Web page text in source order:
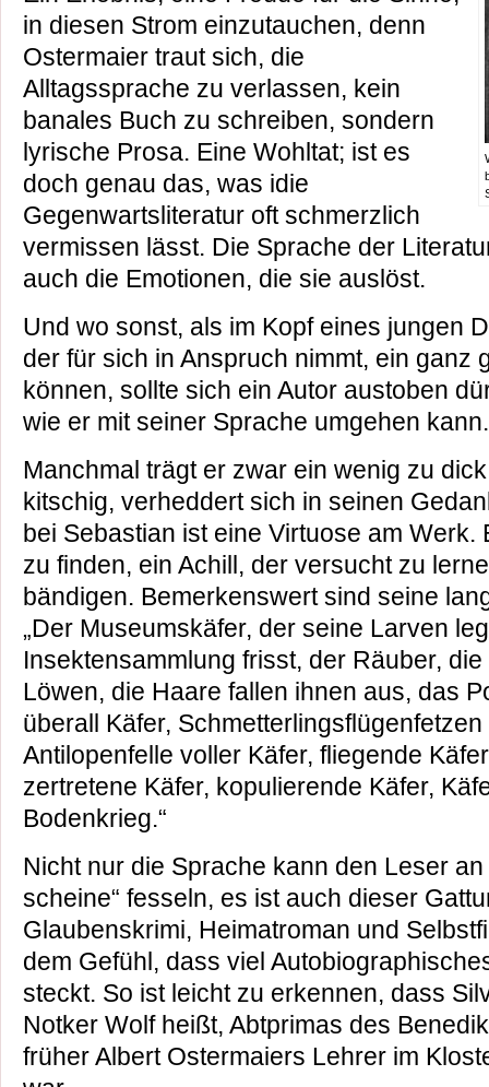
in diesen Strom einzutauchen, denn
Ostermaier traut sich, die
Alltagssprache zu verlassen, kein
banales Buch zu schreiben, sondern
lyrische Prosa. Eine Wohltat; ist es
doch genau das, was idie
Gegenwartsliteratur oft schmerzlich
vermissen lässt. Die Sprache der
auch die Emotionen, die sie auslöst.
Und wo sonst, als im Kopf eines jungen
der für sich in Anspruch nimmt, ein ganz
können, sollte sich ein Autor austoben
wie er mit seiner Sprache umgehen kann.
Manchmal trägt er zwar ein wenig zu
kitschig, verheddert sich in seinen
bei Sebastian ist eine Virtuose am Werk.
zu finden, ein Achill, der versucht zu
bändigen. Bemerkenswert sind seine
„Der Museumskäfer, der seine Larven
Insektensammlung frisst, der Räuber,
Löwen, die Haare fallen ihnen aus, das
überall Käfer,
Antilopenfelle voller Käfer, fliegende
zertretene Käfer, kopulierende Käfer,
Bodenkrieg.“
Nicht nur die Sprache kann den Leser
scheine“ fesseln, es ist auch dieser
Glaubenskrimi, Heimatroman und
dem Gefühl, dass viel
steckt. So ist leicht zu erkennen, dass
Notker Wolf heißt, Abtprimas des
früher Albert Ostermaiers Lehrer im